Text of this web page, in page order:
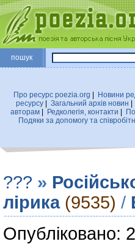
пошук
Про ресурс poezia.org
Новини
ресурсу| Загальний архiв новин
авторам
Редколегiя, контакти
Подяки за допомогу та
??? »
лірика (9535) /
Опубліковано: